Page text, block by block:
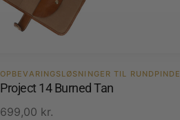
OPBEVARINGSLØSNINGER TIL RUNDPINDE
Project 14 Burned Tan
699,00 kr.